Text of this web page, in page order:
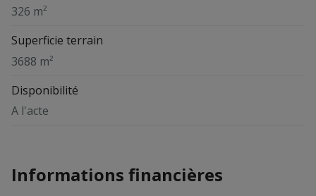
326 m²
Superficie terrain
3688 m²
Disponibilité
A l'acte
Informations financières